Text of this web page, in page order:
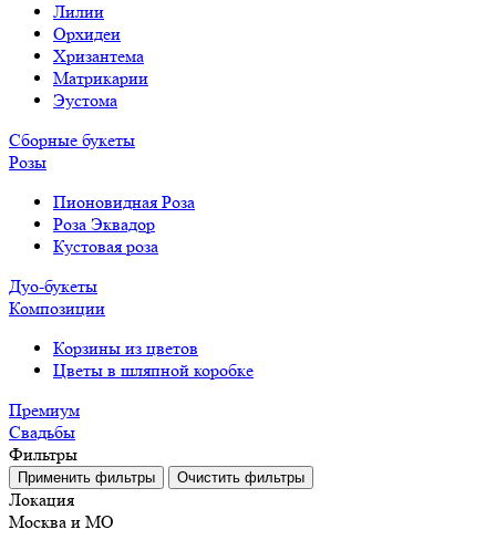
Лилии
Орхидеи
Хризантема
Матрикарии
Эустома
Сборные букеты
Розы
Пионовидная Роза
Роза Эквадор
Кустовая роза
Дуо-букеты
Композиции
Корзины из цветов
Цветы в шляпной коробке
Премиум
Свадьбы
Фильтры
Локация
Москва и МО